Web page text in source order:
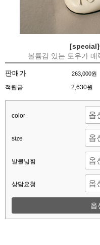
볼륨감 있는 토우가 매
판매가 263,000원
적립금 2,630원
color
size
발볼넓힘
상담요청
옵